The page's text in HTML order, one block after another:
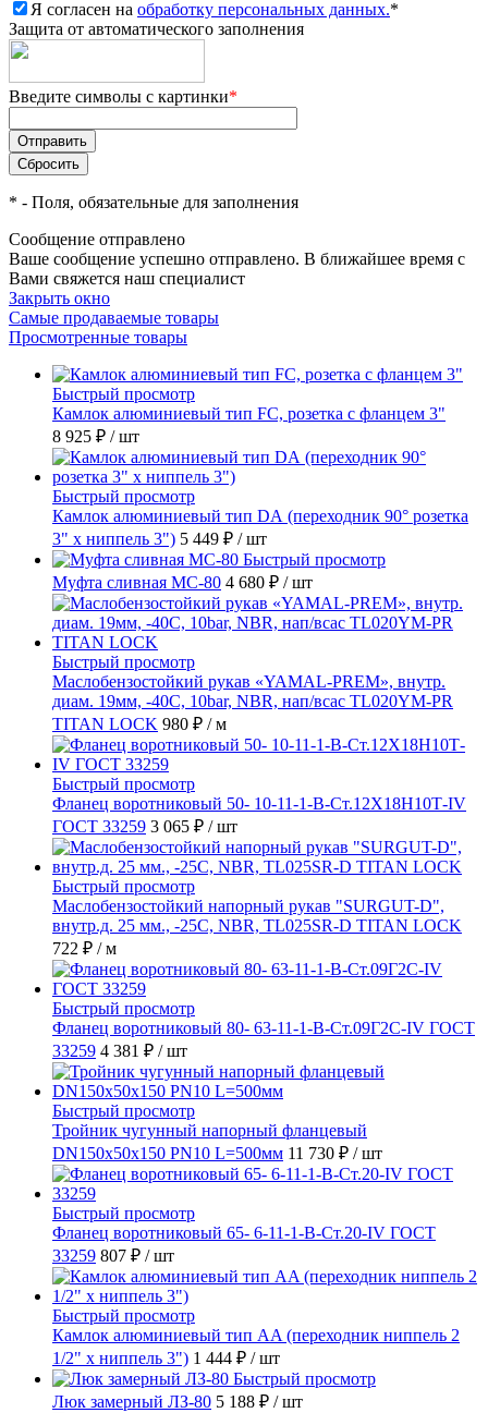
Я согласен на обработку персональных данных.*
Защита от автоматического заполнения
Введите символы с картинки*
* - Поля, обязательные для заполнения
Сообщение отправлено
Ваше сообщение успешно отправлено. В ближайшее время с
Вами свяжется наш специалист
Закрыть окно
Самые продаваемые товары
Просмотренные товары
Быстрый просмотр
Камлок алюминиевый тип FC, розетка с фланцем 3"
8 925 ₽ / шт
Быстрый просмотр
Камлок алюминиевый тип DА (переходник 90° розетка
3" х ниппель 3") 5 449 ₽ / шт
Быстрый просмотр
Муфта сливная МС-80 4 680 ₽ / шт
Быстрый просмотр
Маслобензостойкий рукав «YAMAL-PREM», внутр.
диам. 19мм, -40C, 10bar, NBR, нап/всас TL020YM-PR
TITAN LOCK 980 ₽ / м
Быстрый просмотр
Фланец воротниковый 50- 10-11-1-B-Ст.12Х18Н10Т-IV
ГОСТ 33259 3 065 ₽ / шт
Быстрый просмотр
Маслобензостойкий напорный рукав "SURGUT-D",
внутр.д. 25 мм., -25C, NBR, TL025SR-D TITAN LOCK
722 ₽ / м
Быстрый просмотр
Фланец воротниковый 80- 63-11-1-B-Ст.09Г2С-IV ГОСТ
33259 4 381 ₽ / шт
Быстрый просмотр
Тройник чугунный напорный фланцевый
DN150х50х150 PN10 L=500мм 11 730 ₽ / шт
Быстрый просмотр
Фланец воротниковый 65- 6-11-1-B-Ст.20-IV ГОСТ
33259 807 ₽ / шт
Быстрый просмотр
Камлок алюминиевый тип AA (переходник ниппель 2
1/2" х ниппель 3") 1 444 ₽ / шт
Быстрый просмотр
Люк замерный ЛЗ-80 5 188 ₽ / шт